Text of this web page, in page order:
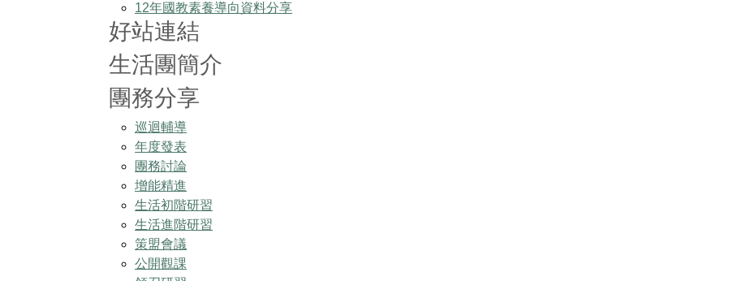
12年國教素養導向資料分享
好站連結
生活團簡介
團務分享
巡迴輔導
年度發表
團務討論
增能精進
生活初階研習
生活進階研習
策盟會議
公開觀課